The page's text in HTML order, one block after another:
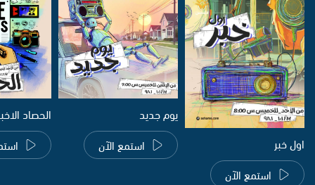
اول خبر
استمع الآن
يوم جديد
استمع الآن
الحصاد